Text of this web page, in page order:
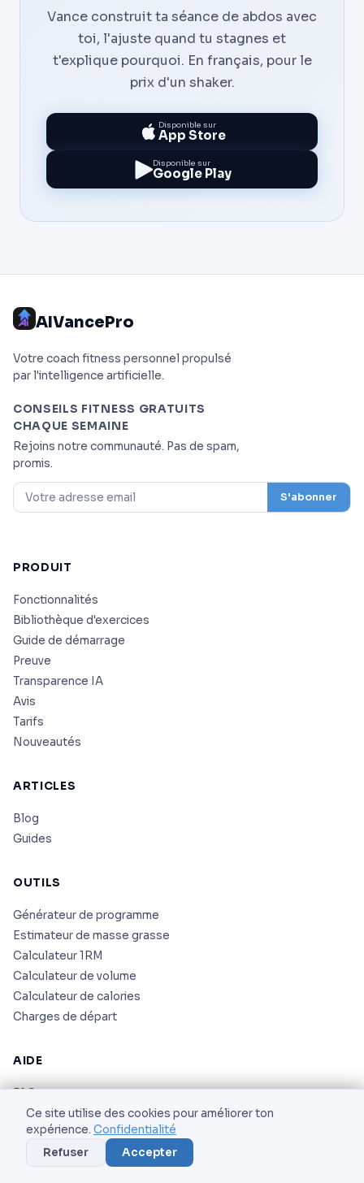
Vance construit ta séance de abdos avec
toi, l'ajuste quand tu stagnes et
t'explique pourquoi. En français, pour le
prix d'un shaker.
Disponible sur
App Store
Disponible sur
Google Play
AIVancePro
Votre coach fitness personnel propulsé
par l'intelligence artificielle.
CONSEILS FITNESS GRATUITS
CHAQUE SEMAINE
Rejoins notre communauté. Pas de spam,
promis.
S'abonner
PRODUIT
Fonctionnalités
Bibliothèque d'exercices
Guide de démarrage
Preuve
Transparence IA
Avis
Tarifs
Nouveautés
ARTICLES
Blog
Guides
OUTILS
Générateur de programme
Estimateur de masse grasse
Calculateur 1RM
Calculateur de volume
Calculateur de calories
Charges de départ
AIDE
FAQ
Support
À propos
Ce site utilise des cookies pour améliorer ton
expérience. Confidentialité
Refuser
Accepter